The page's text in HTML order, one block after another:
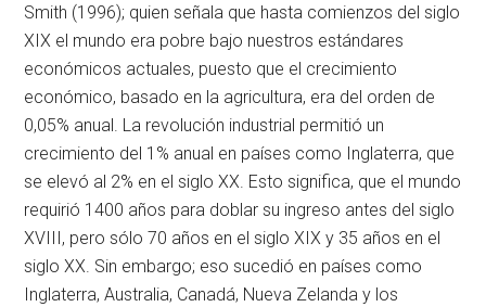
Smith (1996); quien señala que hasta comienzos del siglo
XIX el mundo era pobre bajo nuestros estándares
económicos actuales, puesto que el crecimiento
económico, basado en la agricultura, era del orden de
0,05% anual. La revolución industrial permitió un
crecimiento del 1% anual en países como Inglaterra, que
se elevó al 2% en el siglo XX. Esto significa, que el mundo
requirió 1400 años para doblar su ingreso antes del siglo
XVIII, pero sólo 70 años en el siglo XIX y 35 años en el
siglo XX. Sin embargo; eso sucedió en países como
Inglaterra, Australia, Canadá, Nueva Zelanda y los